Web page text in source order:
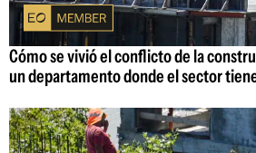
Cómo se vivió el conflicto de la
un departamento donde el sector